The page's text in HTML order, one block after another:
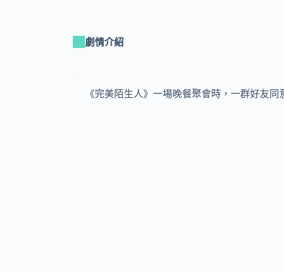
劇情介紹
《完美陌生人》一場晚餐聚會時，一群好友